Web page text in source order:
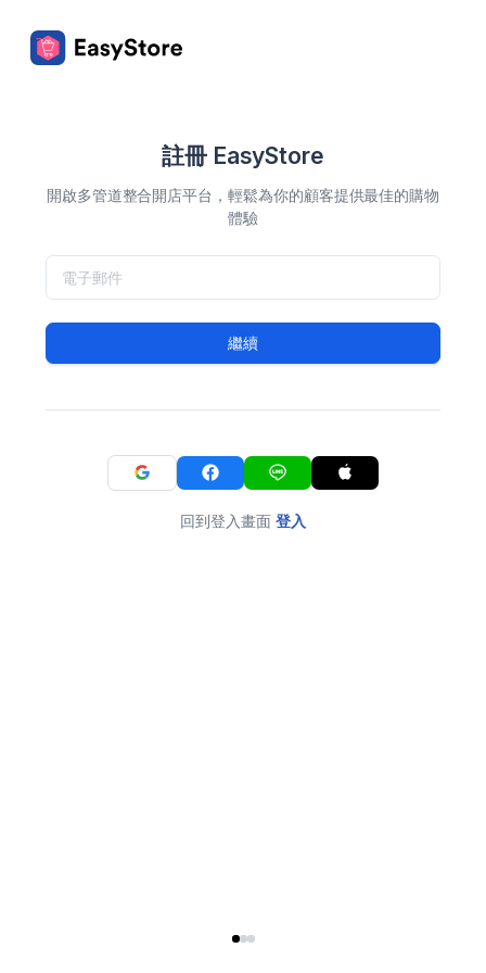
註冊 EasyStore
開啟多管道整合開店平台，輕鬆為你的顧客提供最佳的購物
體驗
繼續
回到登入畫面 登入